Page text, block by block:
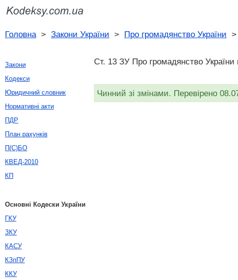
Головна> Закони України > Про громадянство України >
Ст. 13 ЗУ Про громадянство
Чинний зі змінами. Перевірено
Закони
Кодекси
Юридичний словник
Нормативні акти
ПДР
План рахунків
П(С)БО
КВЕД-2010
КП
Основні Кодески України
ГКУ
ЗКУ
КАСУ
КЗпПУ
ККУ